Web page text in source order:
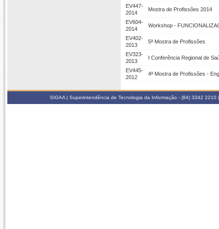
EV447-
2014
Mostra de Profissões 2014
EV604-
2014
Workshop -
EV402-
2013
5ª Mostra de Profissões
EV323-
2013
I Conferência Regional de
EV445-
2012
4ª Mostra de Profissões -
SIGAA | Superintendência de Tecnologia da Informação - (84) 3342